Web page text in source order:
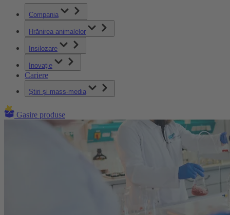
Compania
Hrănirea animalelor
Insilozare
Inovaţie
Cariere
Știri și mass-media
Gasire produse